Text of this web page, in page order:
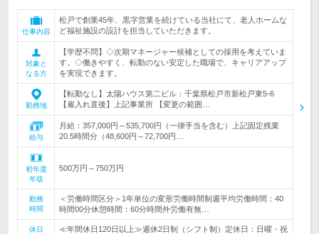
仕事内容
松戸で創業45年、黒字営業を続けている当社にて、老人ホームな
ど福祉施設の設計を担当していただきます。
対象と
なる方
【学歴不問】◇次期マネージャー候補としての採用を考えていま
す。◇働きやすく、転勤のない安定した職場で、キャリアアップ
を実現できます。
勤務地
【転勤なし】太陽ハウス第二ビル：千葉県松戸市新松戸東5-6
【雇入れ直後】上記事業所 【変更の範囲…
給与
月給：357,000円～535,700円（一律手当を含む）上記固定残業
20.5時間分（48,600円～72,700円…
初年度
年収
500万円～750万円
勤務
時間
＜労働時間区分＞1年単位の変形労働時間制週平均労働時間：40
時間00分休憩時間：60分時間外労働有無…
休日
≪年間休日120日以上≫週休2日制（シフト制）定休日：日曜・祝